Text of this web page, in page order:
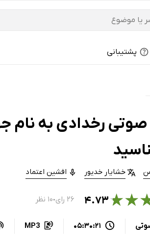
پشتیبانی
رخدادی به نام
خشایار خدیور افشین اعتماد
★
★۴.۷۳ ۲۶ رای ● ۱۰ نظر
05:30:21
MP3